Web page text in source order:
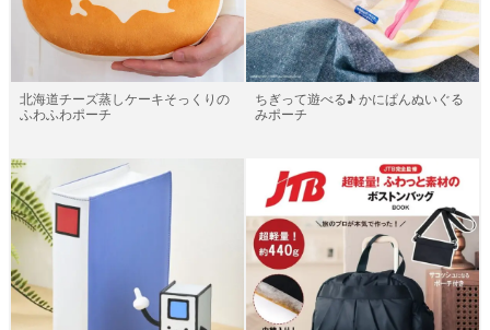
北海道チーズ蒸しケーキそっくりの
ふわふわポーチ
ちぎって遊べる♪ かにぱんぬいぐる
みポーチ